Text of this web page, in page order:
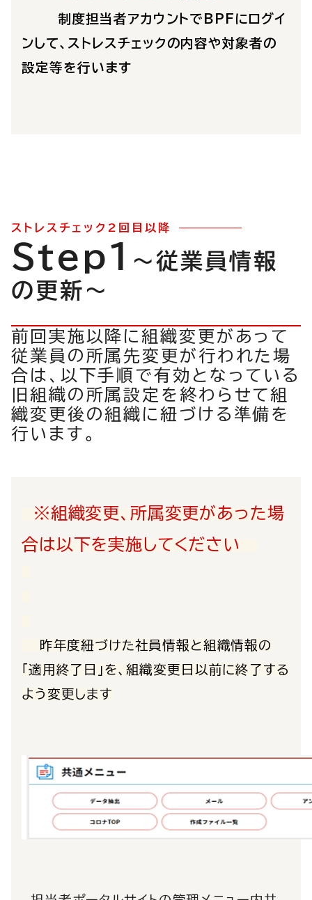
制度担当者アカウントでBPFにログイ
ンして、ストレスチェックの内容や対象者の
設定等を行います
ストレスチェック2回目以降
Step1
～従業員情報
の更新～
前回実施以降に組織変更があって
従業員の所属先変更が行われた場
合は、以下手順で有効となっている
旧組織の所属設定を終わらせて組
織変更後の組織に紐づける準備を
行います。
※組織変更、所属変更があった場
合は以下を実施してください
昨年度紐づけた社員情報と組織情報の
「適用終了日」を、組織変更日以前に終了する
よう変更します